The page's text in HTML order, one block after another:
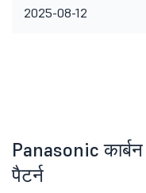
2025-08-12
Panasonic कार्बन
पैटर्न